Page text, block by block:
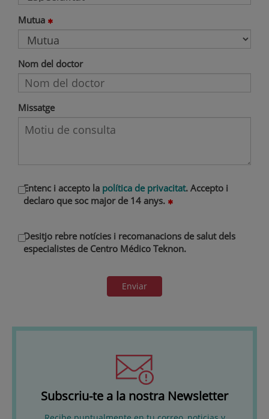
Mutua
Nom del doctor
Missatge
Entenc i accepto la política de privacitat. Accepto i
declaro que soc major de 14 anys.
Desitjo rebre notícies i recomanacions de salut dels
especialistes de Centro Médico Teknon.
Enviar
Subscriu-te a la nostra Newsletter